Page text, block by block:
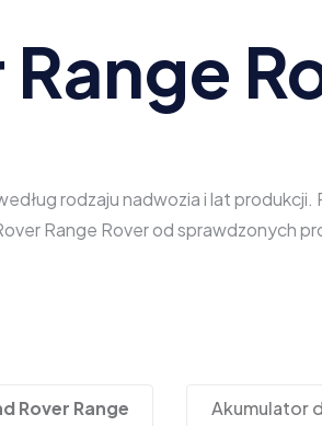
rodzaju nadwozia i lat produkcji.
Range Rover od sprawdzonych
Rover Range
Akumulator